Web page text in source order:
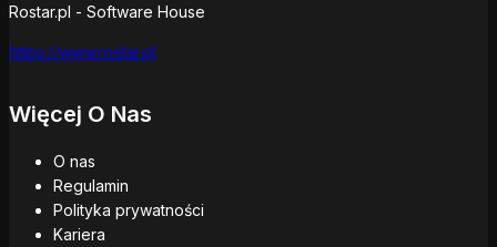
Rostar.pl - Software House
https://www.rostar.pl
Więcej O Nas
O nas
Regulamin
Polityka prywatności
Kariera